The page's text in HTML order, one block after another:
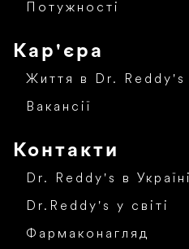
Потужності
Кар'єра
Життя в Dr. Reddy's
Вакансії
Контакти
Dr. Reddy's в Україні
Dr.Reddy's у світі
Фармаконагляд